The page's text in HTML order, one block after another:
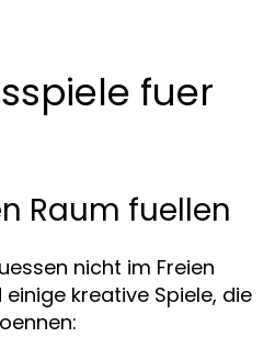
fuer
Raum fuellen
nicht im Freien
kreative Spiele, die